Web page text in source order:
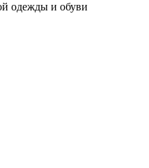
одежды и обуви